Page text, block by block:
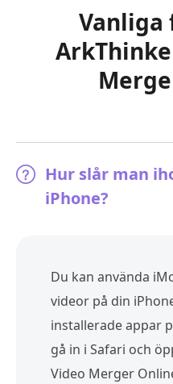
Vanliga
Hur slår man
iPhone?
Du kan använda
videor på din
installerade appar
gå in i Safari och
Video Merger